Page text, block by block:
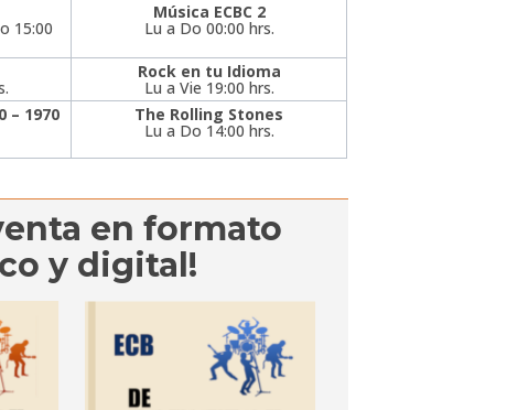
15:00
Música ECBC 2
Lu a Do 00:00 hrs.
Rock en tu Idioma
Lu a Vie 19:00 hrs.
– 1970
The Rolling Stones
Lu a Do 14:00 hrs.
en formato
y digital!